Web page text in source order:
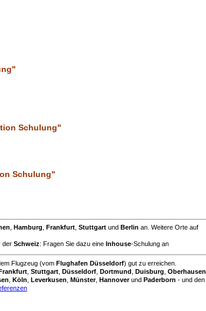
Schulung"
Schulung"
Hamburg Frankfurt Stuttgart und Berlin an. Weitere Orte auf
der Schweiz: Fragen Sie dazu eine Inhouse-Schulung an
Flugzeug (vom Flughafen Düsseldorf) gut zu erreichen.
Stuttgart Düsseldorf Dortmund Duisburg Oberhausen
Köln Leverkusen Münster, Hannoverund Paderborn - und den